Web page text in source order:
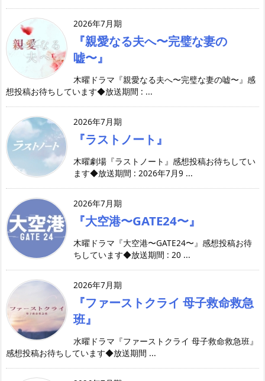
2026年7月期
『親愛なる夫へ〜完璧な妻の
嘘〜』
木曜ドラマ『親愛なる夫へ〜完璧な妻の嘘〜』感
想投稿お待ちしています◆放送期間 : ...
2026年7月期
『ラストノート』
木曜劇場『ラストノート』感想投稿お待ちしてい
ます◆放送期間 : 2026年7月9 ...
2026年7月期
『大空港〜GATE24〜』
木曜ドラマ『大空港〜GATE24〜』感想投稿お待
ちしています◆放送期間 : 20 ...
2026年7月期
『ファーストクライ 母子救命救急
班』
水曜ドラマ『ファーストクライ 母子救命救急班』
感想投稿お待ちしています◆放送期間 ...